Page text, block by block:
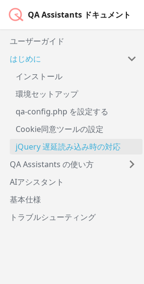
QA Assistants ドキュメント
ユーザーガイド
はじめに
インストール
環境セットアップ
qa-config.php を設定する
Cookie同意ツールの設定
jQuery 遅延読み込み時の対応
QA Assistants の使い方
AIアシスタント
基本仕様
トラブルシューティング